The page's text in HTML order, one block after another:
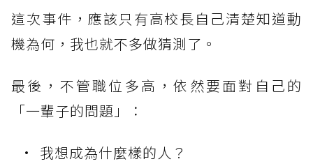
這次事件，應該只有高校長自己清楚知道動
機為何，我也就不多做猜測了。
最後，不管職位多高，依然要面對自己的
「一輩子的問題」：
我想成為什麼樣的人？